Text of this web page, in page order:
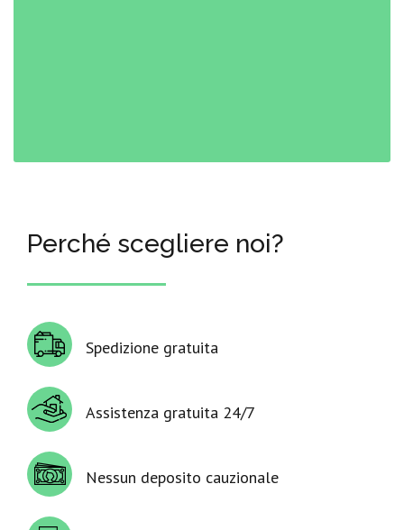
Perché scegliere noi?
Spedizione gratuita
Assistenza gratuita 24/7
Nessun deposito cauzionale